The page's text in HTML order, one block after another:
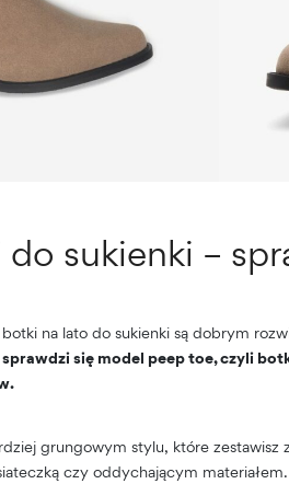
sukienki –
botki na lato do sukienki są dobrym
się model peep toe, czyli
grungowym stylu, które zestawisz
czy oddychającym